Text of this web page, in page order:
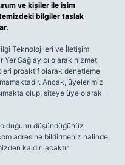
ve kişiler ile isim
bilgiler taslak
Teknolojileri ve İletişim
Yer Sağlayıcı olarak hizmet
proaktif olarak denetleme
Ancak, üyelerimiz
olup, siteye üye olarak
düşündüğünüz
adresine bildirmeniz halinde,
kaldırılacaktır.